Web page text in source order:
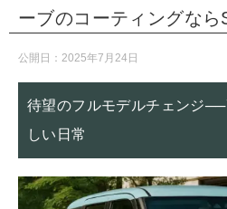
ーブのコーティングなら
公開日： 2025年7月24日
待望のフルモデルチェンジ
しい日常